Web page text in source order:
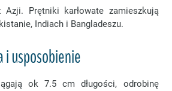
Azji. Prętniki karłowate zamieszkują
Indiach i Bangladeszu.
usposobienie
ok 7.5 cm długości, odrobinę